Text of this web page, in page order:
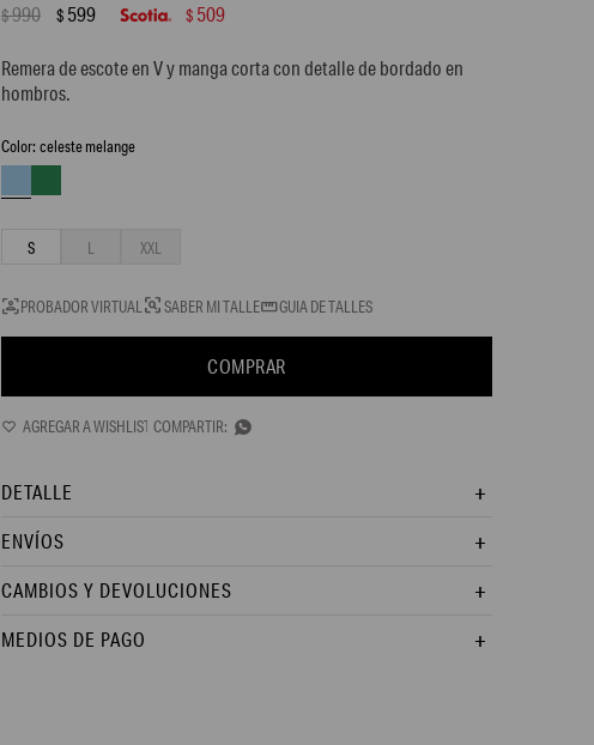
$990 $ 599 $ 509
Remera de escote en V y manga corta con detalle de bordado en
hombros.
celeste melange
S L XXL
PROBADOR VIRTUAL SABER MI TALLE GUIA DE TALLES
COMPRAR

DETALLE
ENVÍOS
CAMBIOS Y DEVOLUCIONES
MEDIOS DE PAGO